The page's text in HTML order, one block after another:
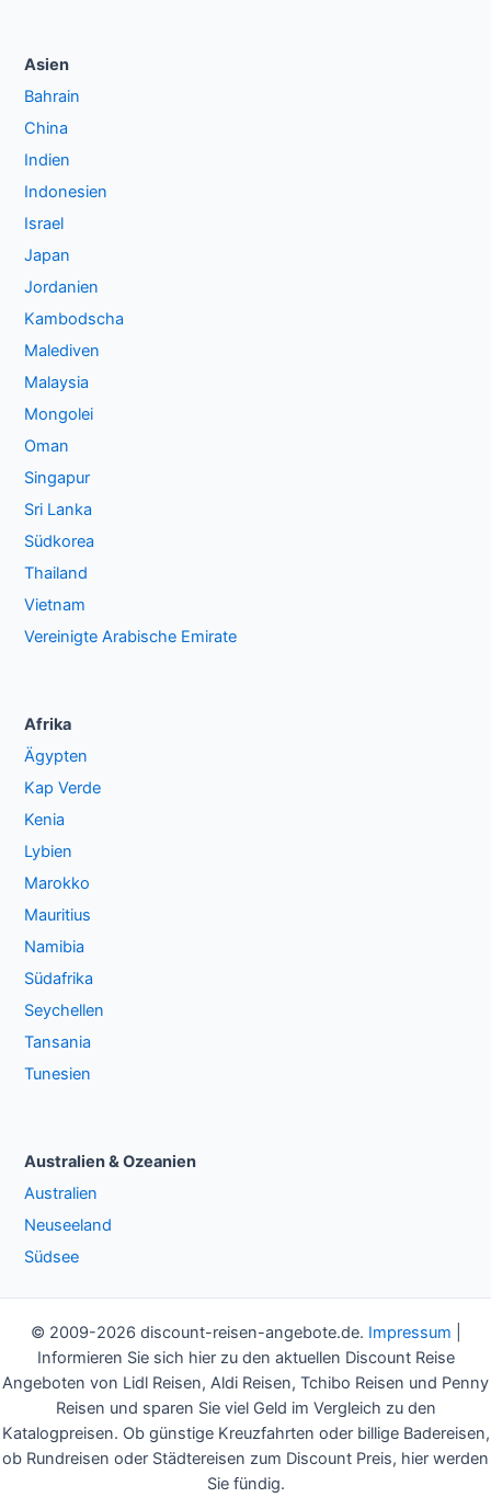
Asien
Bahrain
China
Indien
Indonesien
Israel
Japan
Jordanien
Kambodscha
Malediven
Malaysia
Mongolei
Oman
Singapur
Sri Lanka
Südkorea
Thailand
Vietnam
Vereinigte Arabische Emirate
Afrika
Ägypten
Kap Verde
Kenia
Lybien
Marokko
Mauritius
Namibia
Südafrika
Seychellen
Tansania
Tunesien
Australien & Ozeanien
Australien
Neuseeland
Südsee
© 2009-2026 discount-reisen-angebote.de. Impressum
Informieren Sie sich hier zu den aktuellen Discount Reise
Angeboten von Lidl Reisen, Aldi Reisen, Tchibo Reisen und Penny
Reisen und sparen Sie viel Geld im Vergleich zu den
Katalogpreisen. Ob günstige Kreuzfahrten oder billige Badereisen,
ob Rundreisen oder Städtereisen zum Discount Preis, hier werden
Sie fündig.